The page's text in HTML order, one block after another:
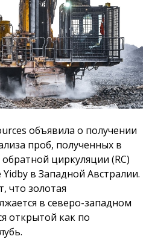
объявила о получении
проб, полученных в
циркуляции (RC)
в Западной Австралии.
что золотая
в северо-западном
открытой как по